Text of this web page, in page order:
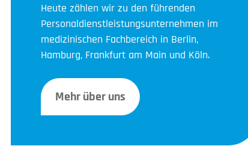
Heute zählen wir zu den führenden
Personaldienstleistungsunternehmen im
medizinischen Fachbereich in Berlin,
Hamburg, Frankfurt am Main und Köln.
Mehr über uns